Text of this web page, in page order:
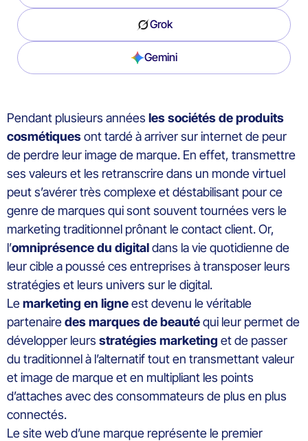
Grok
Gemini
Pendant plusieurs années les sociétés de produits
cosmétiquesont tardé à arriver sur internet de peur
de perdre leur image de marque. En effet, transmettre
ses valeurs et les retranscrire dans un monde virtuel
peut s’avérer très complexe et déstabilisant pour ce
genre de marques qui sont souvent tournées vers le
marketing traditionnel prônant le contact client. Or,
l’omniprésence du digitaldans la vie quotidienne de
leur cible a poussé ces entreprises à transposer leurs
stratégies et leurs univers sur le digital.
Lemarketing en ligneest devenu le véritable
partenairedes marques de beautéqui leur permet de
développer leurs stratégies marketing et de passer
du traditionnel à l’alternatif tout en transmettant valeur
et image de marque et en multipliant les points
d’attaches avec des consommateurs de plus en plus
connectés.
Le site web d’une marque représente le premier